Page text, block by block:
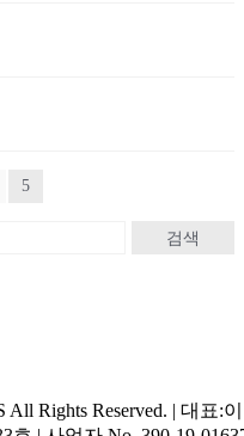
5
검색
Rights Reserved. | 대표: